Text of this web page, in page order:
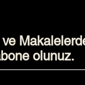
olunuz.